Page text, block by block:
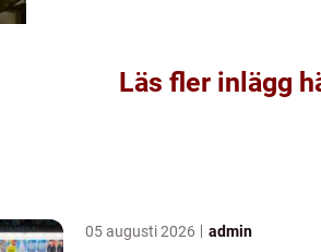
Läs fler inlägg
05 augusti 2026 admin